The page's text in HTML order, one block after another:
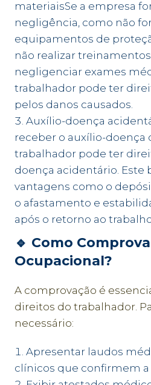
materiaisSe a empresa
negligência, como não
equipamentos de
não realizar
negligenciar exames
trabalhador pode ter
pelos danos causados.
Auxílio-doença
receber o auxílio-doença
trabalhador pode ter
doença acidentário. Este
vantagens como o
o afastamento e
após o retorno ao
🔹 Como
Ocupacional?
A comprovação é
direitos do trabalhador.
necessário:
Apresentar laudos
clínicos que confirmem a